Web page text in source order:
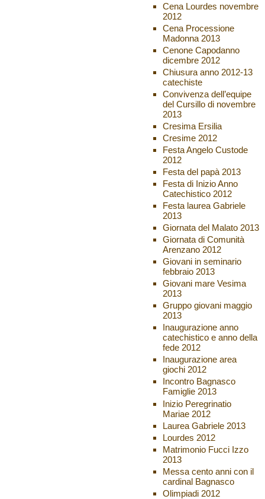
Cena Lourdes novembre
2012
Cena Processione
Madonna 2013
Cenone Capodanno
dicembre 2012
Chiusura anno 2012-13
catechiste
Convivenza dell’equipe
del Cursillo di novembre
2013
Cresima Ersilia
Cresime 2012
Festa Angelo Custode
2012
Festa del papà 2013
Festa di Inizio Anno
Catechistico 2012
Festa laurea Gabriele
2013
Giornata del Malato 2013
Giornata di Comunità
Arenzano 2012
Giovani in seminario
febbraio 2013
Giovani mare Vesima
2013
Gruppo giovani maggio
2013
Inaugurazione anno
catechistico e anno della
fede 2012
Inaugurazione area
giochi 2012
Incontro Bagnasco
Famiglie 2013
Inizio Peregrinatio
Mariae 2012
Laurea Gabriele 2013
Lourdes 2012
Matrimonio Fucci Izzo
2013
Messa cento anni con il
cardinal Bagnasco
Olimpiadi 2012